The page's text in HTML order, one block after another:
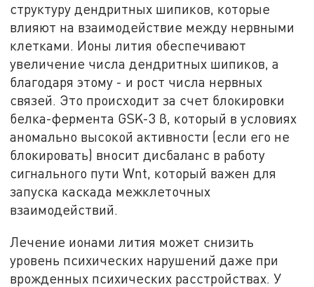
структуру дендритных шипиков, которые
влияют на взаимодействие между нервными
клетками. Ионы лития обеспечивают
увеличение числа дендритных шипиков, а
благодаря этому - и рост числа нервных
связей. Это происходит за счет блокировки
белка-фермента GSK-3 β, который в условиях
аномально высокой активности (если его не
блокировать) вносит дисбаланс в работу
сигнального пути Wnt, который важен для
запуска каскада межклеточных
взаимодействий.
Лечение ионами лития может снизить
уровень психических нарушений даже при
врожденных психических расстройствах. У